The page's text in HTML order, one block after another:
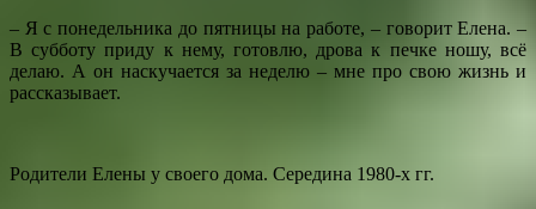
– Я с понедельника до пятницы на работе, – говорит Елена. –
В субботу приду к нему, готовлю, дрова к печке ношу, всё
делаю. А он наскучается за неделю – мне про свою жизнь и
рассказывает.
Родители Елены у своего дома. Середина 1980-х гг.